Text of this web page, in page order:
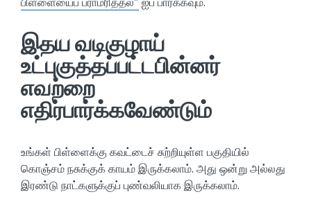
இதய வடிகுழாய்
உட்புகுத்தப்பட்டபின்னர்
எவற்றை
எதிர்பார்க்கவேண்டும்
உங்கள் பிள்ளைக்கு கவட்டைச் சுற்றியுள்ள பகுதியில்
கொஞ்சம் நசுக்குக் காயம் இருக்கலாம். அது ஒன்று அல்லது
இரண்டு நாட்களுக்குப் புண்வலியாக இருக்கலாம்.